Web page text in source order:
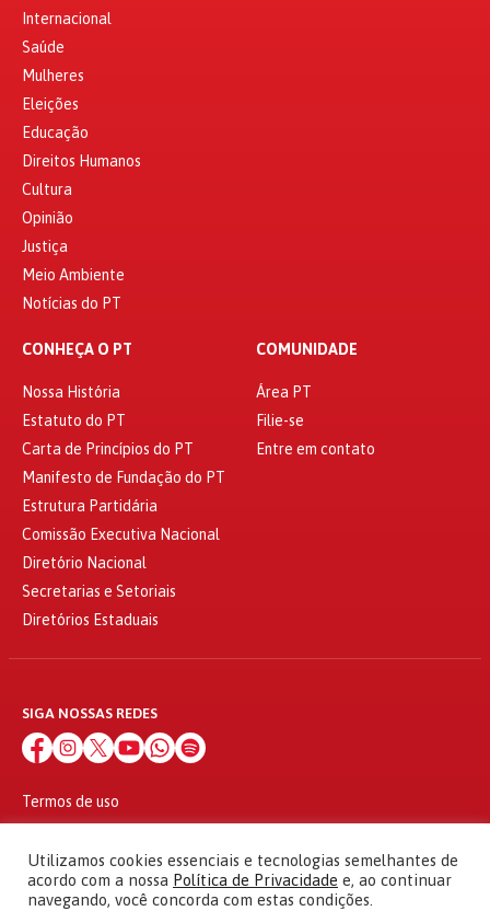
Internacional
Saúde
Mulheres
Eleições
Educação
Direitos Humanos
Cultura
Opinião
Justiça
Meio Ambiente
Notícias do PT
CONHEÇA O PT
Nossa História
Estatuto do PT
Carta de Princípios do PT
Manifesto de Fundação do PT
Estrutura Partidária
Comissão Executiva Nacional
Diretório Nacional
Secretarias e Setoriais
Diretórios Estaduais
COMUNIDADE
Área PT
Filie-se
Entre em contato
SIGA NOSSAS REDES
Termos de uso
© 2010 - 2026
Partido dos Trabalhadores Todos os direitos reservados
Utilizamos cookies essenciais e tecnologias semelhantes de
acordo com a nossa Política de Privacidade e, ao continuar
navegando, você concorda com estas condições.